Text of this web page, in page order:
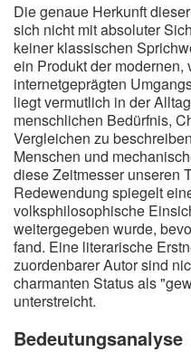
Die genaue Herkunft
sich nicht mit absoluter
keiner klassischen
ein Produkt der modernen,
internetgeprägten
liegt vermutlich in der
menschlichen Bedürfnis,
Vergleichen zu
Menschen und
diese Zeitmesser unseren
Redewendung spiegelt
volksphilosophische
weitergegeben wurde,
fand. Eine literarische
zuordenbarer Autor sind
charmanten Status als
unterstreicht.
Bedeutungsanalyse